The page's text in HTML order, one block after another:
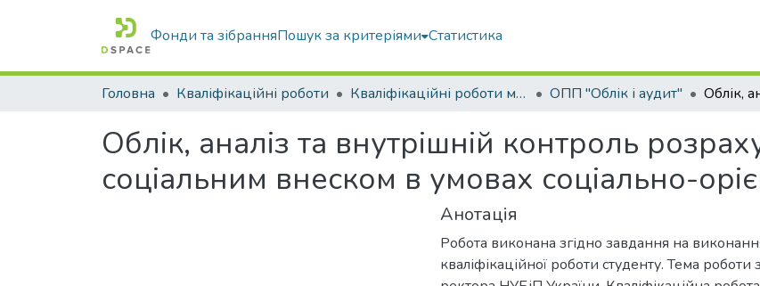
Фонди та зібранняПошук за критеріями Статистика
Головна Кваліфікаційні роботи Кваліфікаційні роботи магістрів ОПП "Облік і аудит"
Облік, аналіз та внутрішній контроль
соціальним внеском в умовах соціально-
Анотація
Робота виконана згідно завдання на
кваліфікаційної роботи студенту. Тема